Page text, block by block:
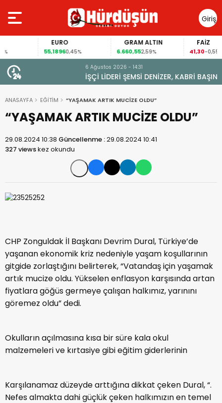
Giriş
Yap
EURO
55,18960,45%
GRAM ALTIN
6.660,552,59%
FAİZ
41,30-0,55%
İŞÇİ LİDERİ ŞEMSİ DENİZER, KABRİ BAŞINDA ANILDI
ANASAYFA EĞİTİM “YAŞAMAK ARTIK MUCİZE OLDU”
“YAŞAMAK ARTIK MUCİZE OLDU”
29.08.2024 10:38 Güncellenme :29.08.2024 10:41
327 viewskez okundu
CHP Zonguldak İl Başkanı Devrim Dural, Türkiye’de
yaşanan ekonomik kriz nedeniyle yaşam koşullarının
gitgide zorlaştığını belirterek, “Vatandaş için yaşamak
artık mucize oldu. Yükselen enflasyon karşısında artan
fiyatlara göğüs germeye çalışan halkımız, yarınını
göremez oldu” dedi.
Okulların açılmasına kısa bir süre kala okul
malzemeleri ve kırtasiye gibi eğitim giderlerinin
Karşılanamaz düzeyde arttığına dikkat çeken Dural, “.
Nefes almakta dahi güçlük çeken halkımızın en temel